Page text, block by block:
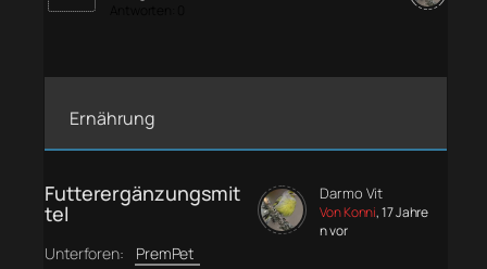
Ernährung
Futterergänzungsmit
tel
Unterforen: PremPet
Darmo Vit
Von Konni, 17 Jahre
n vor